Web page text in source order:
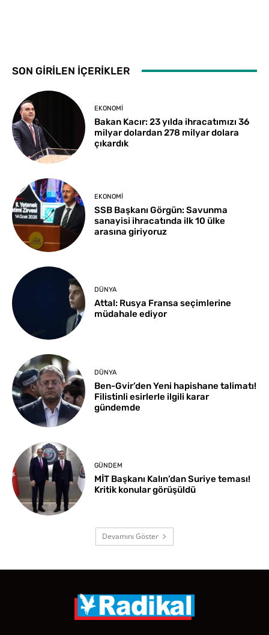
SON GİRİLEN İÇERİKLER
EKONOMI
Bakan Kacır: 23 yılda ihracatımızı 36
milyar dolardan 278 milyar dolara
çıkardık
EKONOMI
SSB Başkanı Görgün: Savunma
sanayisi ihracatında ilk 10 ülke
arasına giriyoruz
DÜNYA
Attal: Rusya Fransa seçimlerine
müdahale ediyor
DÜNYA
Ben-Gvir’den Yeni hapishane talimatı!
Filistinli esirlerle ilgili karar
gündemde
GÜNDEM
MİT Başkanı Kalın’dan Suriye teması!
Kritik konular görüşüldü
Devamını Göster